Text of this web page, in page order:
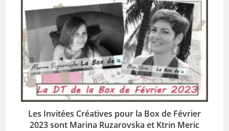
Les Invitées Créatives pour la Box de Février
2023 sont Marina Ruzarovska et Ktrin Meric